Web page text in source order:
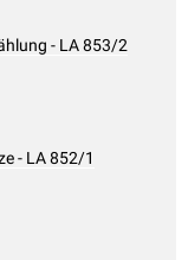
- LA 853/2
- LA 852/1